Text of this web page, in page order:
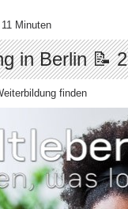
Minuten
in Berlin 📝
finden